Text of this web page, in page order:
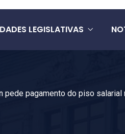
LEGISLATIVAS
pede pagamento do piso